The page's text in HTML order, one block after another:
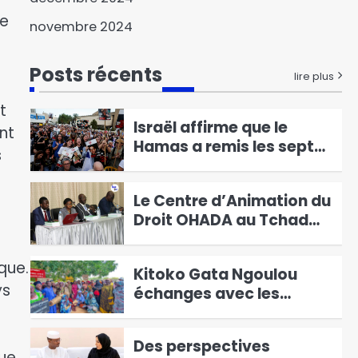
novembre 2024
Posts récents lire plus
2
Hamas a remis les sept
premiers otages à la
4
Le Centre d’Animation du
Droit OHADA au Tchad
Présente le Code vert
5
Kitoko Gata Ngoulou
échanges avec les
femmes du Mayo-Kebbi
6
Des perspectives
nouvelles entre le Tchad
et l’EAD
Élections présidentielles